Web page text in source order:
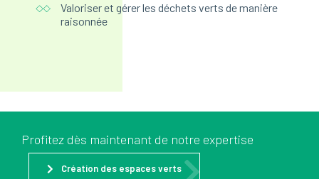
Valoriser et gérer les déchets verts de manière
raisonnée
Profitez dès maintenant de notre expertise
Création des espaces verts